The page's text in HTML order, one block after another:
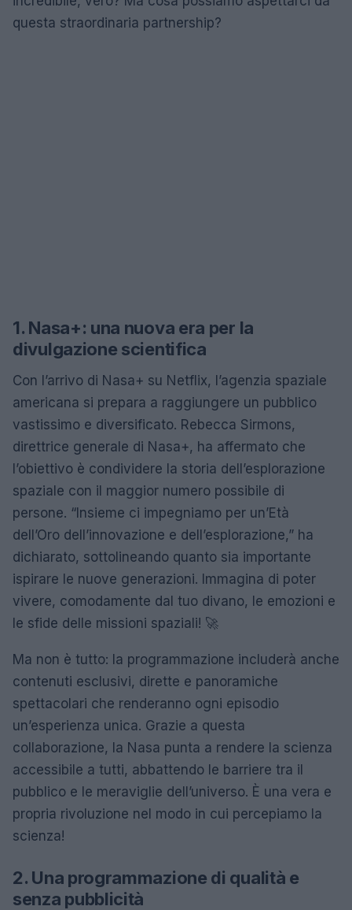
questa straordinaria partnership?
1. Nasa+: una nuova era per la
divulgazione scientifica
Con l’arrivo di Nasa+ su Netflix, l’agenzia spaziale
americana si prepara a raggiungere un pubblico
vastissimo e diversificato. Rebecca Sirmons,
direttrice generale di Nasa+, ha affermato che
l’obiettivo è condividere la storia dell’esplorazione
spaziale con il maggior numero possibile di
persone. “Insieme ci impegniamo per un’Età
dell’Oro dell’innovazione e dell’esplorazione,” ha
dichiarato, sottolineando quanto sia importante
ispirare le nuove generazioni. Immagina di poter
vivere, comodamente dal tuo divano, le emozioni e
le sfide delle missioni spaziali! 🚀
Ma non è tutto: la programmazione includerà anche
contenuti esclusivi, dirette e panoramiche
spettacolari che renderanno ogni episodio
un’esperienza unica. Grazie a questa
collaborazione, la Nasa punta a rendere la scienza
accessibile a tutti, abbattendo le barriere tra il
pubblico e le meraviglie dell’universo. È una vera e
propria rivoluzione nel modo in cui percepiamo la
scienza!
2. Una programmazione di qualità e
senza pubblicità